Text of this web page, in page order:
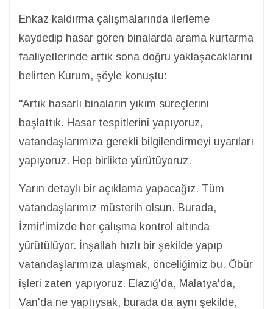
Enkaz kaldırma çalışmalarında ilerleme
kaydedip hasar gören binalarda arama kurtarma
faaliyetlerinde artık sona doğru yaklaşacaklarını
belirten Kurum, şöyle konuştu:
"Artık hasarlı binaların yıkım süreçlerini
başlattık. Hasar tespitlerini yapıyoruz,
vatandaşlarımıza gerekli bilgilendirmeyi uyarıları
yapıyoruz. Hep birlikte yürütüyoruz.
Yarın detaylı bir açıklama yapacağız. Tüm
vatandaşlarımız müsterih olsun. Burada,
İzmir'imizde her çalışma kontrol altında
yürütülüyor. İnşallah hızlı bir şekilde yapıp
vatandaşlarımıza ulaşmak, önceliğimiz bu. Öbür
işleri zaten yapıyoruz. Elazığ'da, Malatya'da,
Van'da ne yaptıysak, burada da aynı şekilde,